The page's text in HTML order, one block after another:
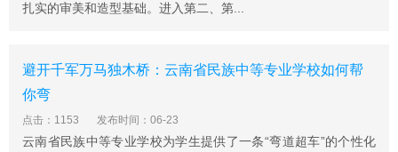
扎实的审美和造型基础。进入第二、第...
避开千军万马独木桥：云南省民族中等专业学校如何帮
你弯
点击：1153 发布时间：06-23
云南省民族中等专业学校为学生提供了一条“弯道超车”的个性化